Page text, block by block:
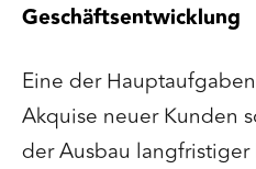
Geschäftsentwicklung
Eine der
Akquise neuer Kunden
der Ausbau